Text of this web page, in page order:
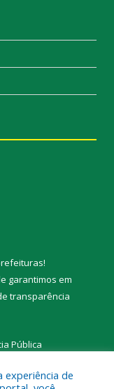
!
garantimos em
transparência
Pública
experiência de